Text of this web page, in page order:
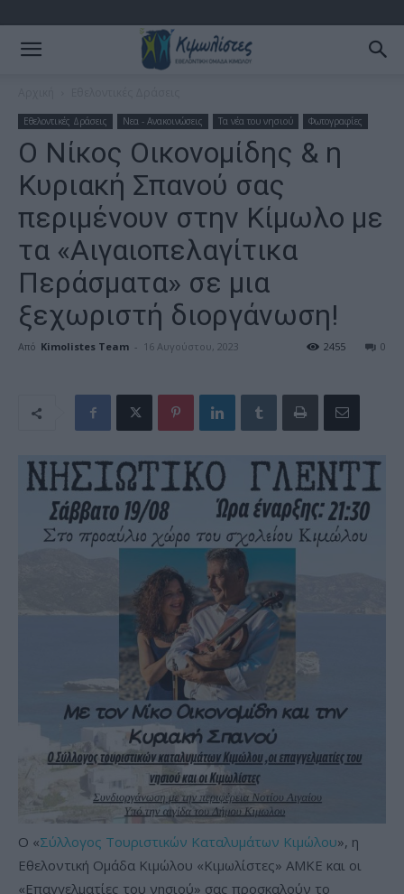
Εθελοντικές Δράσεις Νεα - Ανακοινώσεις Τα νέα του νησιού Φωτογραφίες
Ο Νίκος Οικονομίδης & η
Κυριακή Σπανού σας
περιμένουν στην Κίμωλο με
τα «Αιγαιοπελαγίτικα
Περάσματα» σε μια
ξεχωριστή διοργάνωση!
Από Kimolistes Team - 16 Αυγούστου, 2023 0
2455
Ο «Σύλλογος Τουριστικών Καταλυμάτων Κιμώλου», η
Εθελοντική Ομάδα Κιμώλου «Κιμωλίστες» ΑΜΚΕ και οι
«Επαγγελματίες του νησιού» σας προσκαλούν το